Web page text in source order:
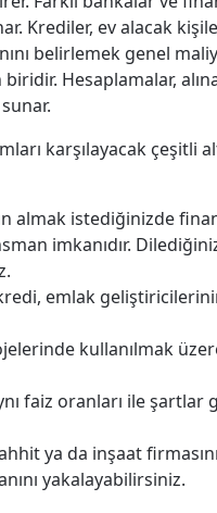
Krediler, ev alacak
belirlemek genel
Hesaplamalar,
karşılayacak çeşitli
istediğinizde
imkanıdır.
emlak
kullanılmak
faiz oranları ile
ya da inşaat
yakalayabilirsiniz.